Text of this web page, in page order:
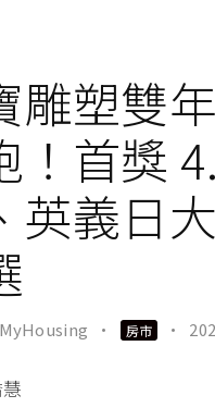
雕塑雙
！首獎
英義日
· 房市 ·